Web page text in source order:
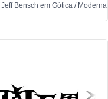
Jeff Bensch em Gótica / Moderna